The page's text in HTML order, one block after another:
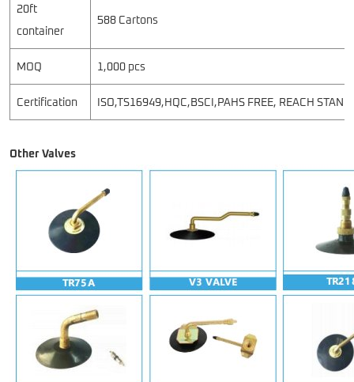
20ft
container
588 Cartons
MOQ 1,000 pcs
Certification ISO,TS16949,HQC,BSCI,PAHS FREE, REACH
Other Valves